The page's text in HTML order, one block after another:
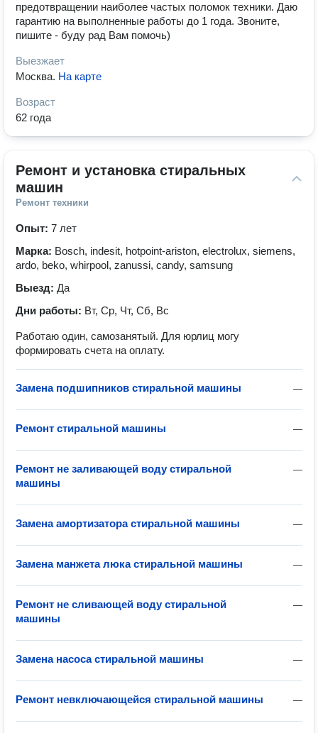
предотвращении наиболее частых поломок техники. Даю
гарантию на выполненные работы до 1 года. Звоните,
пишите - буду рад Вам помочь)
Выезжает
Москва. На карте
Возраст
62 года
Ремонт и установка стиральных
машин
Ремонт техники
Опыт: 7 лет
Марка: Bosch, indesit, hotpoint-ariston, electrolux, siemens,
ardo, beko, whirpool, zanussi, candy, samsung
Выезд: Да
Дни работы: Вт, Ср, Чт, Сб, Вс
Работаю один, самозанятый. Для юрлиц могу
формировать счета на оплату.
—
Замена подшипников стиральной машины
—
Ремонт стиральной машины
—
Ремонт не заливающей воду стиральной
машины
—
Замена амортизатора стиральной машины
—
Замена манжета люка стиральной машины
—
Ремонт не сливающей воду стиральной
машины
—
Замена насоса стиральной машины
—
Ремонт невключающейся стиральной машины